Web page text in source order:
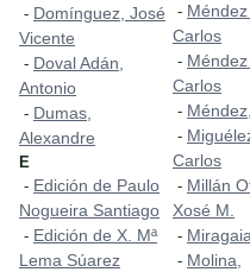
- Domínguez, José
Vicente
- Doval Adán,
Antonio
- Dumas,
Alexandre
E
- Edición de Paulo
Nogueira Santiago
- Edición de X. Mª
Lema Súarez
-
Carlos
-
Carlos
-
-
Carlos
- Millán
Xosé M.
-
- Molina,